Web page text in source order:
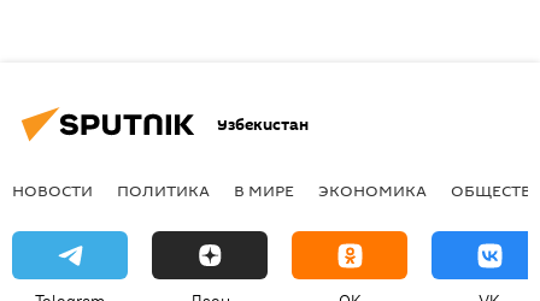
Узбекистан
НОВОСТИ ПОЛИТИКА В МИРЕ ЭКОНОМИКА